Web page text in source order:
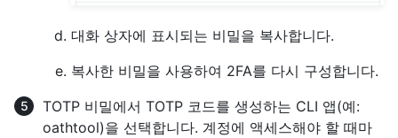
대화 상자에 표시되는 비밀을 복사합니다.
복사한 비밀을 사용하여 2FA를 다시 구성합니다.
TOTP 비밀에서 TOTP 코드를 생성하는 CLI 앱(예:
oathtool)을 선택합니다. 계정에 액세스해야 할 때마